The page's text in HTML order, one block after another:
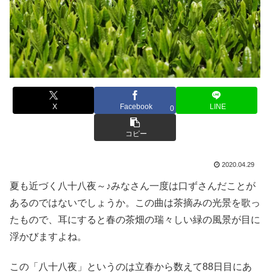
X Facebook 0 LINE
コピー
2020.04.29
夏も近づく八十八夜～♪みなさん一度は口ずさんだことが
あるのではないでしょうか。この曲は茶摘みの光景を歌っ
たもので、耳にすると春の茶畑の瑞々しい緑の風景が目に
浮かびますよね。
この「八十八夜」というのは立春から数えて88日目にあ